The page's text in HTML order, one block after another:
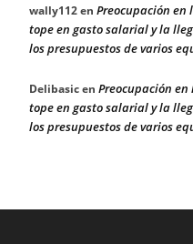
wally112en Preocupación
tope en gasto salarial y la
los presupuestos de varios
Delibasicen Preocupación
tope en gasto salarial y la
los presupuestos de varios